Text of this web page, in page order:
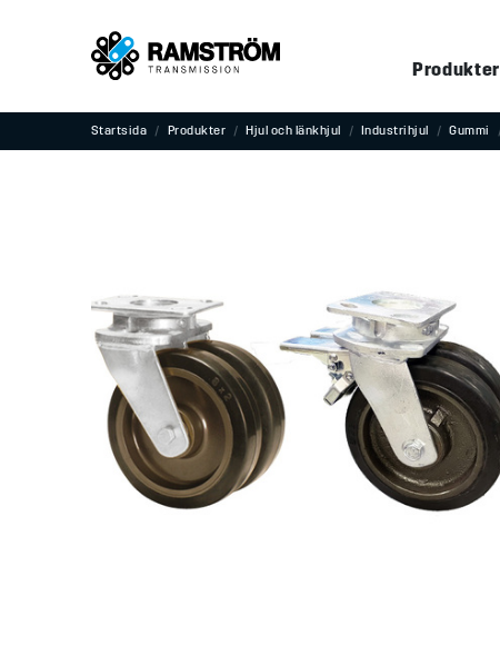
Produkter
Startsida Produkter Hjul och länkhjul Industrihjul Gummi